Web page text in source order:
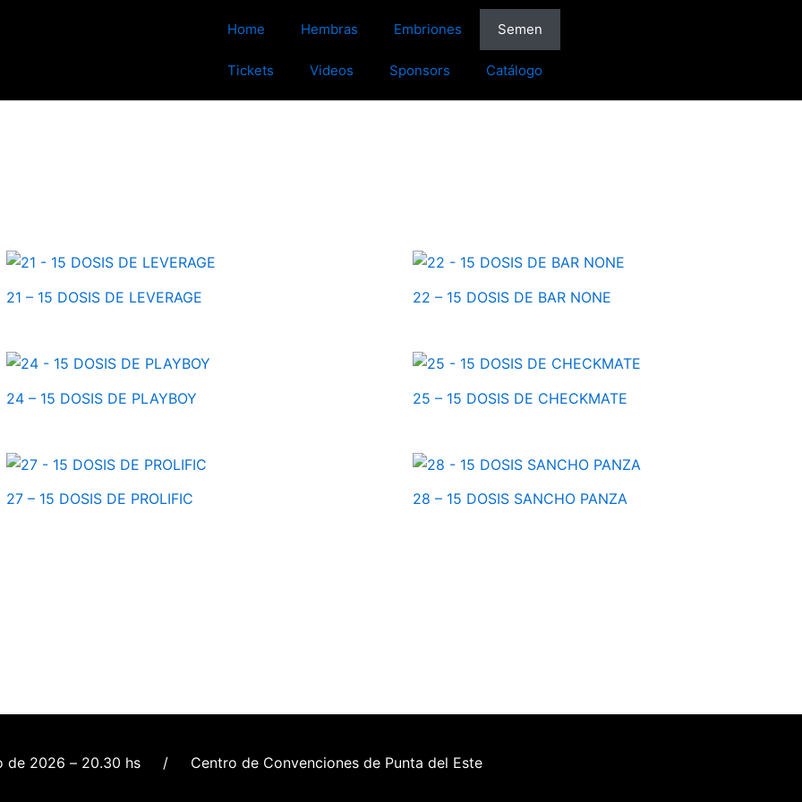
Home Hembras Embriones Semen
Tickets Videos Sponsors Catálogo
21 – 15 DOSIS DE LEVERAGE 22 – 15 DOSIS DE BAR NONE
24 – 15 DOSIS DE PLAYBOY 25 – 15 DOSIS DE CHECKMATE
27 – 15 DOSIS DE PROLIFIC 28 – 15 DOSIS SANCHO PANZA
de 2026 – 20.30 hs / Centro de Convenciones de Punta del Este